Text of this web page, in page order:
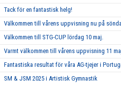
Tack för en fantastisk helg!
Välkommen till vårens uppvisning nu på
Välkommen till STG-CUP lördag 10 maj.
Varmt välkommen till vårens uppvisning 11
Fantastiska resultat för våra AG-tjejer i
SM & JSM 2025 i Artistisk Gymnastik